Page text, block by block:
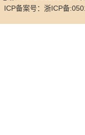
ICP备案号： 浙ICP备